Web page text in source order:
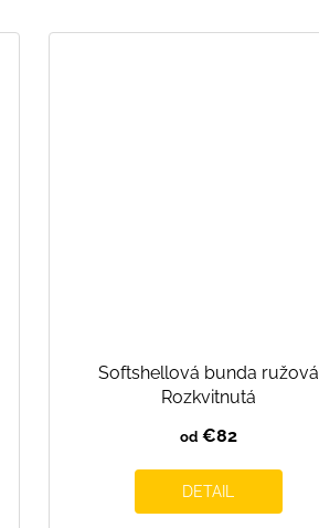
Softshellová bunda ružová
Rozkvitnutá
od €82
DETAIL